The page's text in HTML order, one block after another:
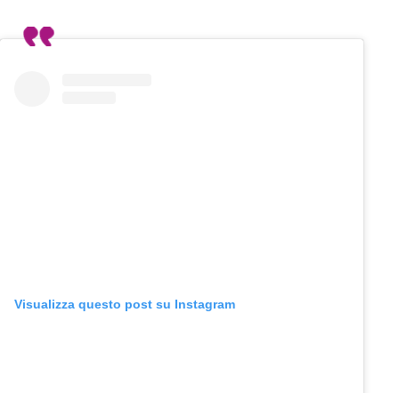
Visualizza questo post su Instagram